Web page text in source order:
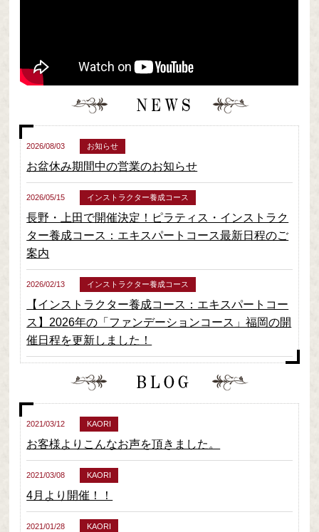
2026/08/03 お知らせ
お盆休み期間中の営業のお知らせ
2026/05/15 インストラクター養成コース
長野・上田で開催決定！ピラティス・インストラク
ター養成コース：エキスパートコース最新日程のご
案内
2026/02/13 インストラクター養成コース
【インストラクター養成コース：エキスパートコー
ス】2026年の「ファンデーションコース」福岡の開
催日程を更新しました！
2021/03/12 KAORI
お客様よりこんなお声を頂きました。
2021/03/08 KAORI
4月より開催！！
2021/01/28 KAORI